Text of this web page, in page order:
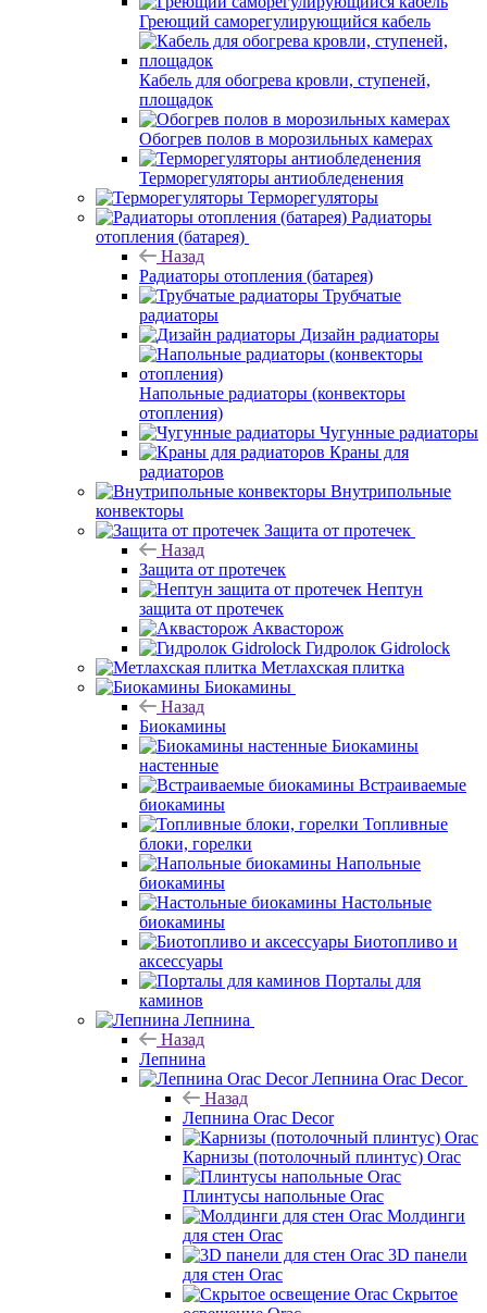
Греющий саморегулирующийся кабель
Кабель для обогрева кровли, ступеней,
площадок
Обогрев полов в морозильных камерах
Терморегуляторы антиобледенения
Терморегуляторы
Радиаторы
отопления (батарея)
Назад
Радиаторы отопления (батарея)
Трубчатые
радиаторы
Дизайн радиаторы
Напольные радиаторы (конвекторы
отопления)
Чугунные радиаторы
Краны для
радиаторов
Внутрипольные
конвекторы
Защита от протечек
Назад
Защита от протечек
Нептун
защита от протечек
Аквасторож
Гидролок Gidrolock
Метлахская плитка
Биокамины
Назад
Биокамины
Биокамины
настенные
Встраиваемые
биокамины
Топливные
блоки, горелки
Напольные
биокамины
Настольные
биокамины
Биотопливо и
аксессуары
Порталы для
каминов
Лепнина
Назад
Лепнина
Лепнина Orac Decor
Назад
Лепнина Orac Decor
Карнизы (потолочный плинтус) Orac
Плинтусы напольные Orac
Молдинги
для стен Orac
3D панели
для стен Orac
Скрытое